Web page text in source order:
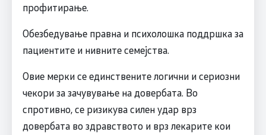
профитирање.
Обезбедување правна и психолошка поддршка за
пациентите и нивните семејства.
Овие мерки се единствените логични и сериозни
чекори за зачувување на довербата. Во
спротивно, се ризикува силен удар врз
довербата во здравството и врз лекарите кои